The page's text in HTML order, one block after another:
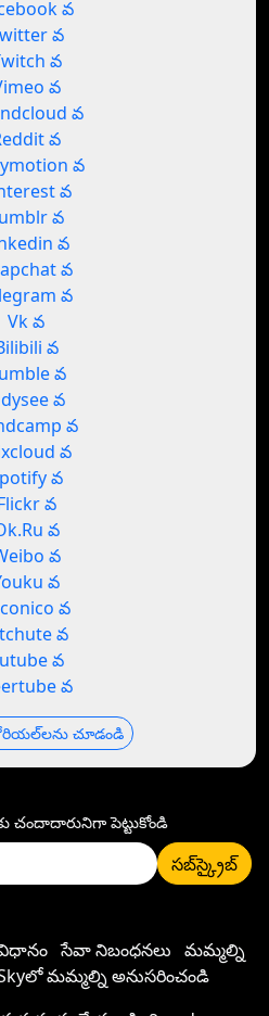
వ
వ
వ
వ
వ
వ
వ
వ
వ
వ
వ
వ
Vk వ
వ
వ
వ
వ
వ
వ
వ
వ
వ
వ
వ
వ
వ
వ
చూడండి
చందాదారునిగా పెట్టుకోండి
సబ్‌స్క్రైబ్
సేవా నిబంధనలు మమ్మల్ని
మమ్మల్ని అనుసరించండి